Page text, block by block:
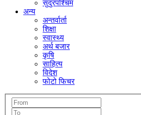
सुदुरपश्चिम
अन्य
अन्तर्वार्ता
शिक्षा
स्वास्थ्य
अर्थ बजार
कृषि
साहित्य
विदेश
फोटो फिचर